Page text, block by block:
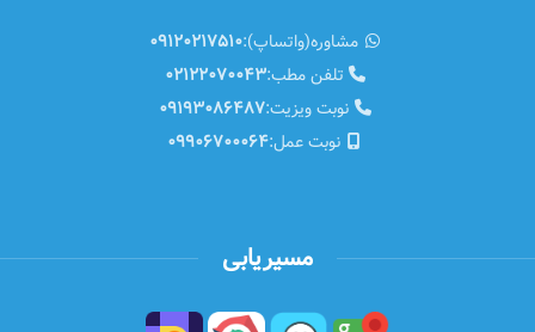
مشاوره(واتساپ):09120217510
تلفن مطب:02122070043
نوبت ویزیت:09193086487
نوبت عمل:09906700064
مسیریابی